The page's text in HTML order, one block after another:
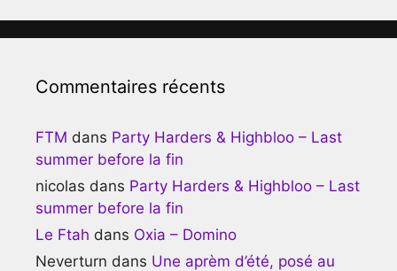
Commentaires récents
FTM dans Party Harders & Highbloo – Last
summer before la fin
nicolas dans Party Harders & Highbloo – Last
summer before la fin
Le Ftah dans Oxia – Domino
Neverturn dans Une aprèm d’été, posé au